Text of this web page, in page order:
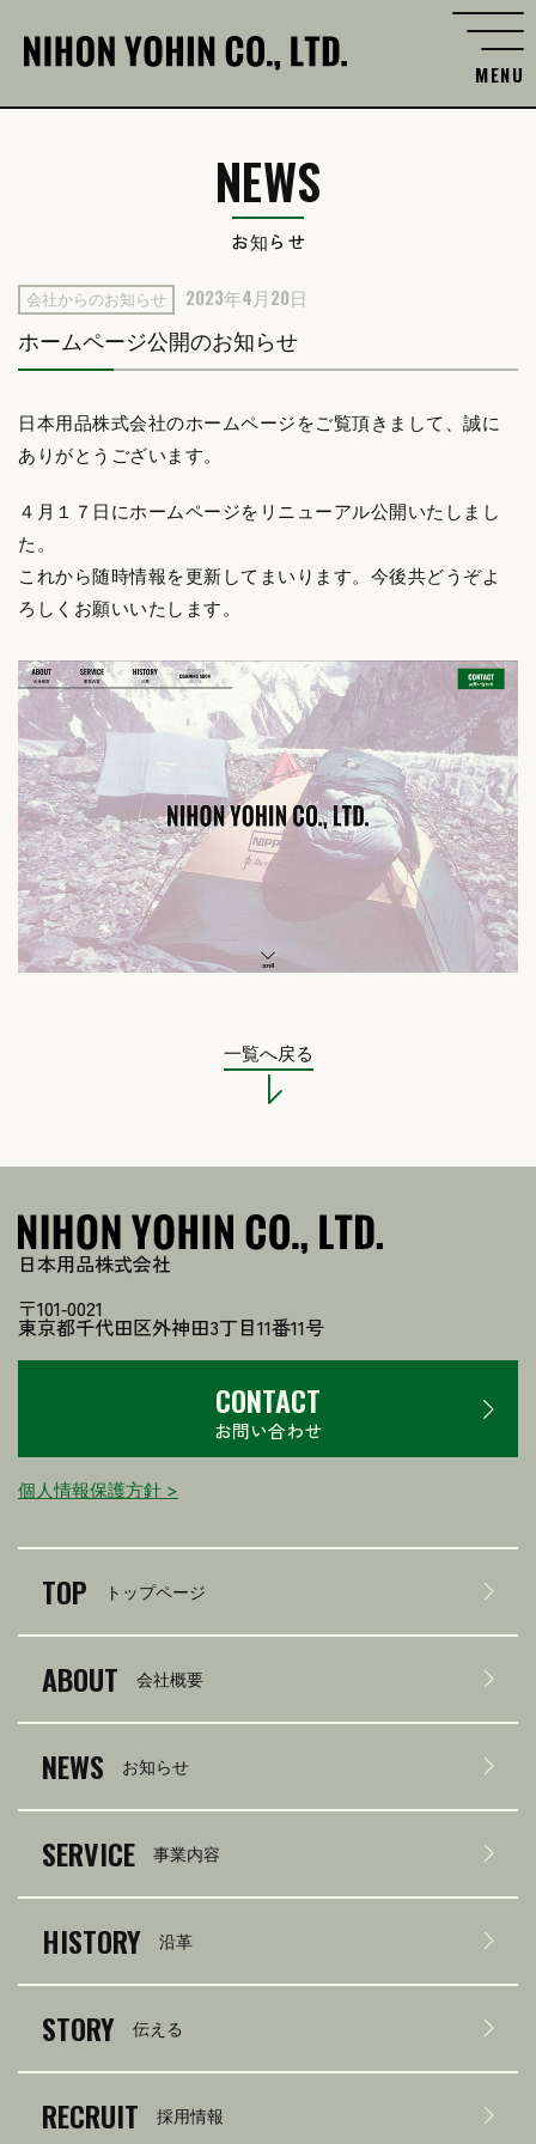
MENU
NEWS
お知らせ
会社からのお知らせ 2023年4月20日
ホームページ公開のお知らせ
日本用品株式会社のホームページをご覧頂きまして、誠に
ありがとうございます。
４月１７日にホームページをリニューアル公開いたしまし
た。
これから随時情報を更新してまいります。今後共どうぞよ
ろしくお願いいたします。
一覧へ戻る
日本用品株式会社
〒101-0021
東京都千代田区外神田3丁目11番11号
CONTACT
お問い合わせ
個人情報保護方針 >
TOP トップページ
ABOUT 会社概要
NEWS お知らせ
SERVICE 事業内容
HISTORY 沿革
STORY 伝える
RECRUIT 採用情報